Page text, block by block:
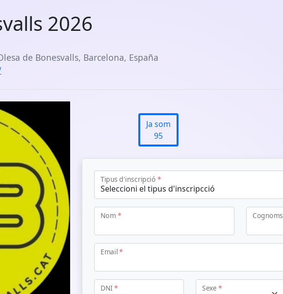
2026
de Bonesvalls, Barcelona, España
Ja som
95
Tipus d'inscripció*
Nom* Cognoms
Email*
DNI* Sexe*